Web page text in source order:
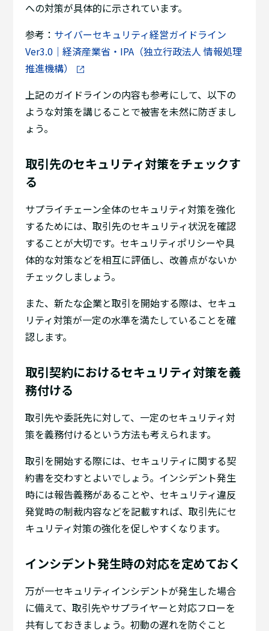
への対策が具体的に示されています。
参考： サイバーセキュリティ経営ガイドライン
Ver3.0｜経済産業省・IPA（独立行政法人 情報処理
推進機構）
上記のガイドラインの内容も参考にして、以下の
ような対策を講じることで被害を未然に防ぎまし
ょう。
取引先のセキュリティ対策をチェックす
る
サプライチェーン全体のセキュリティ対策を強化
するためには、取引先のセキュリティ状況を確認
することが大切です。セキュリティポリシーや具
体的な対策などを相互に評価し、改善点がないか
チェックしましょう。
また、新たな企業と取引を開始する際は、セキュ
リティ対策が一定の水準を満たしていることを確
認します。
取引契約におけるセキュリティ対策を義
務付ける
取引先や委託先に対して、一定のセキュリティ対
策を義務付けるという方法も考えられます。
取引を開始する際には、セキュリティに関する契
約書を交わすとよいでしょう。インシデント発生
時には報告義務があることや、セキュリティ違反
発覚時の制裁内容などを記載すれば、取引先にセ
キュリティ対策の強化を促しやすくなります。
インシデント発生時の対応を定めておく
万が一セキュリティインシデントが発生した場合
に備えて、取引先やサプライヤーと対応フローを
共有しておきましょう。初動の遅れを防ぐこと